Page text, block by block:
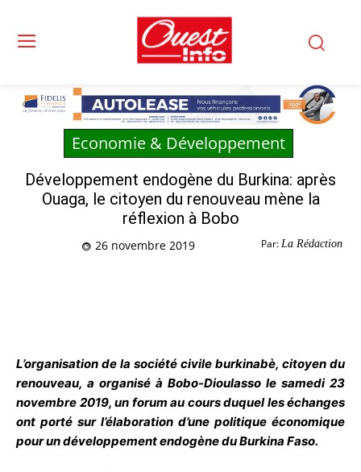
Economie & Développement
Développement endogène du Burkina: après
Ouaga, le citoyen du renouveau mène la
réflexion à Bobo
Par: La Rédaction
26 novembre 2019
L’organisation de la société civile burkinabè, citoyen du
renouveau, a organisé à Bobo-Dioulasso le samedi 23
novembre 2019, un forum au cours duquel les échanges
ont porté sur l’élaboration d’une politique économique
pour un développement endogène du Burkina Faso.